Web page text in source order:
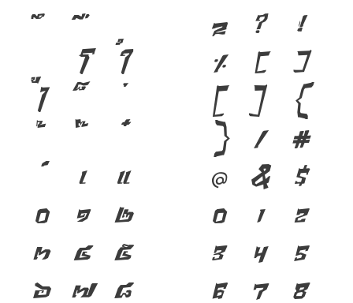
โ ใ
ไ
เ แ
๐ ๑ ๒
๓ ๔ ๕
๖ ๗ ๘
z ? !
% ( )
[ ] {
} / #
@ & $
0 1 2
3 4 5
6 7 8